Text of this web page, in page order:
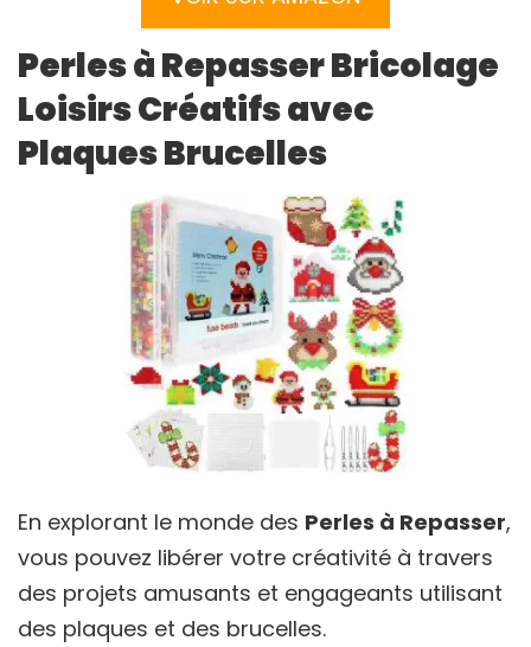
Perles à Repasser Bricolage
Loisirs Créatifs avec
Plaques Brucelles
En explorant le monde des Perles à Repasser,
vous pouvez libérer votre créativité à travers
des projets amusants et engageants utilisant
des plaques et des brucelles.